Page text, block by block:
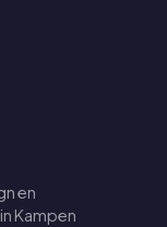
en
Kampen